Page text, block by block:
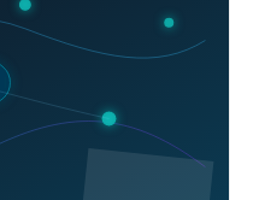
sammeln,
interne Skepsis
dieses Beitrags ist
In [&hellip;]